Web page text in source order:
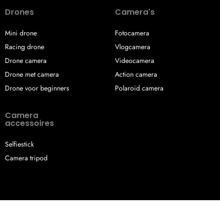
Drones
Mini drone
Racing drone
Drone camera
Drone met camera
Drone voor beginners
Camera's
Fotocamera
Vlogcamera
Videocamera
Action camera
Polaroid camera
Camera
accessoires
Selfiestick
Camera tripod